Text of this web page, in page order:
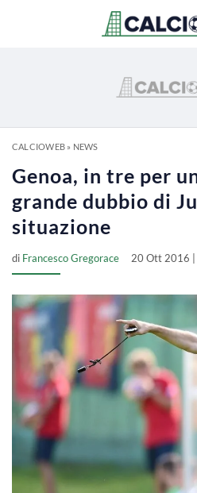
CALCIOWEB» NEWS
Genoa, in tre per
grande dubbio di
situazione
di Francesco Gregorace 20 Ott 2016